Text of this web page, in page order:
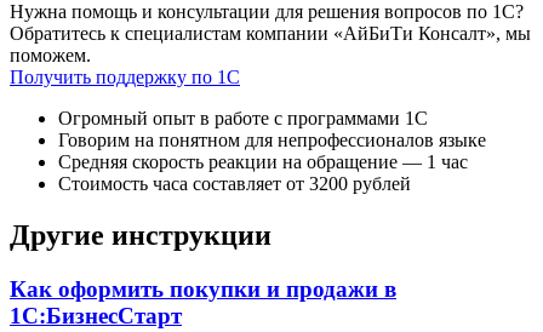
Нужна помощь и консультации для решения вопросов по 1С?
Обратитесь к специалистам компании «АйБиТи Консалт», мы
поможем.
Получить поддержку по 1С
Огромный опыт в работе с программами 1С
Говорим на понятном для непрофессионалов языке
Средняя скорость реакции на обращение — 1 час
Стоимость часа составляет от 3200 рублей
Другие инструкции
Как оформить покупки и продажи в
1С:БизнесСтарт